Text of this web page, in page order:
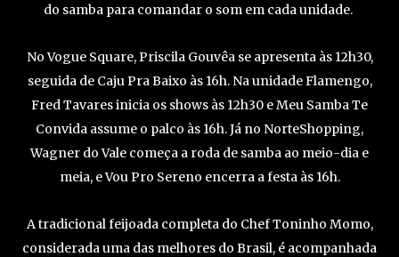
do samba para comandar o som em cada unidade.
No Vogue Square, Priscila Gouvêa se apresenta às 12h30,
seguida de Caju Pra Baixo às 16h. Na unidade Flamengo,
Fred Tavares inicia os shows às 12h30 e Meu Samba Te
Convida assume o palco às 16h. Já no NorteShopping,
Wagner do Vale começa a roda de samba ao meio-dia e
meia, e Vou Pro Sereno encerra a festa às 16h.
A tradicional feijoada completa do Chef Toninho Momo,
considerada uma das melhores do Brasil, é acompanhada